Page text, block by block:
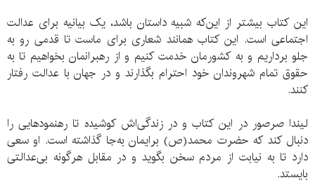
این کتاب بیشتر از این‌که شبیه داستان باشد، یک بیانیه برای عدالت
اجتماعی است. این کتاب همانند شعاری برای ماست تا قدمی رو به
جلو برداریم و به کشورمان خدمت کنیم و از رهبرانمان بخواهیم تا به
حقوق تمام شهروندان خود احترام بگذارند و در جهان با عدالت رفتار
کنند.
لیندا صرصور در این کتاب و در زندگی‌‌اش کوشیده‌ تا رهنمودهایی را
دنبال کند که حضرت محمد(ص) برایمان به‌‌جا گذاشته است. او سعی
دارد تا به نیابت از مردم سخن بگوید و در مقابل هرگونه بی‌عدالتی‌
بایستد.